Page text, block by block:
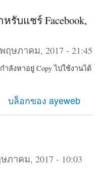
รับแชร์ Facebook,
ฤษภาคม, 2017 - 21:45
ลังหาอยู่ Copy ไปใช้งานได้
สำหรับแชร์ Facebook,
Twitter, Google+
บล็อกของ ayeweb
ภาคม, 2017 - 10:03